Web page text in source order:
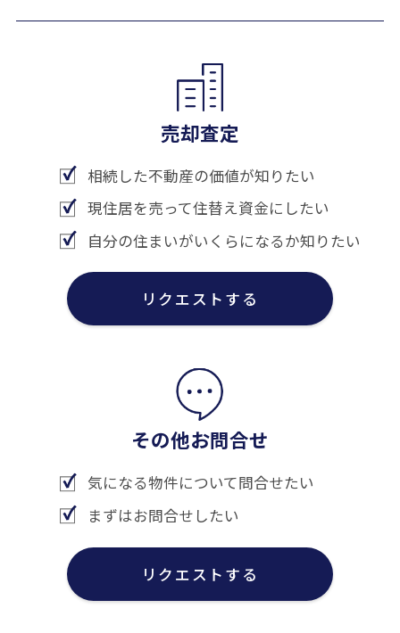
売却査定
相続した不動産の価値が知りたい
現住居を売って住替え資金にしたい
自分の住まいがいくらになるか知りたい
リクエストする
その他お問合せ
気になる物件について問合せたい
まずはお問合せしたい
リクエストする